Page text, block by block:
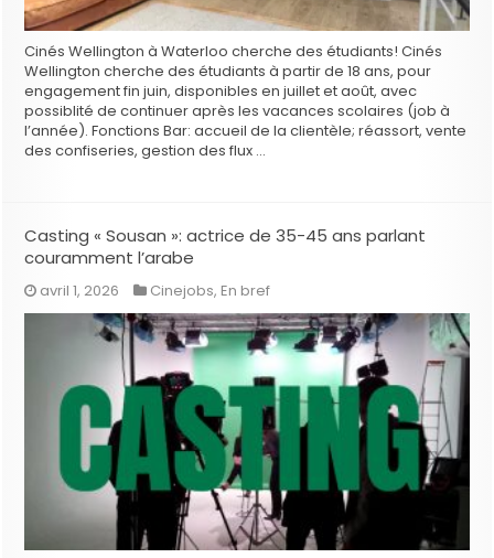
Cinés Wellington à Waterloo cherche des étudiants! Cinés
Wellington cherche des étudiants à partir de 18 ans, pour
engagement fin juin, disponibles en juillet et août, avec
possiblité de continuer après les vacances scolaires (job à
l’année). Fonctions Bar: accueil de la clientèle; réassort, vente
des confiseries, gestion des flux …
Casting « Sousan »: actrice de 35-45 ans parlant
couramment l’arabe
avril 1, 2026 Cinejobs, En bref